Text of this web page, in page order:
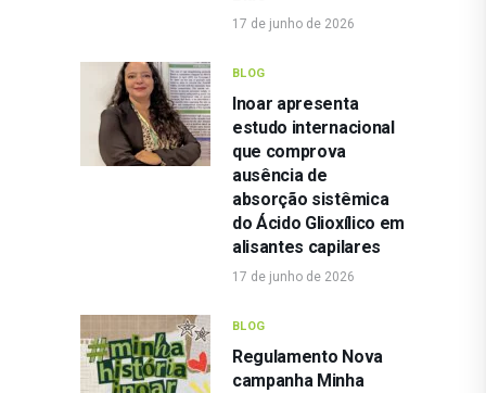
17 de junho de 2026
BLOG
Inoar apresenta
estudo internacional
que comprova
ausência de
absorção sistêmica
do Ácido Glioxílico em
alisantes capilares
17 de junho de 2026
BLOG
Regulamento Nova
campanha Minha